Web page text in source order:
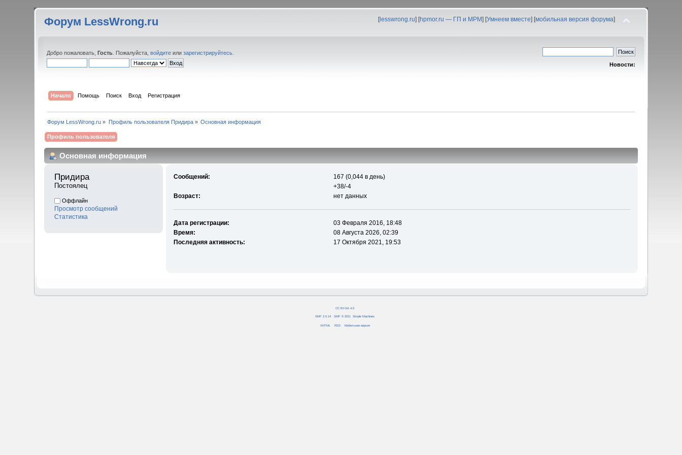
Форум LessWrong.ru [lesswrong.ru] [hpmor.ru — ГП и МРМ] [Умнеем вместе] [мобильная версия форума]
Добро пожаловать,Гость . Пожалуйста,войдите илизарегистрируйтесь
Новости:
Начало Помощь Поиск Вход Регистрация
Форум LessWrong.ru » Профиль пользователя Придира» Основная информация
Профиль пользователя
Основная информация
Придира
Постоялец
Оффлайн
Просмотр сообщений
Статистика
Сообщений:
167 (0,044 в день)
+38/-4
Возраст:
нет данных
Дата регистрации:
03 Февраля 2016, 18:48
Время:
08 Августа 2026, 02:39
Последняя активность:
17 Октября 2021, 19:53
CC BY-SA 4.0
SMF 2.0.14 SMF © 2011 Simple Machines
XHTML RSS Мобильная версия